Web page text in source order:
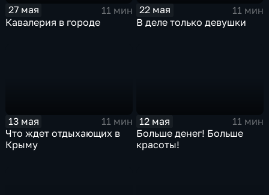
27 мая
11 мин
Кавалерия в городе
22 мая
11 мин
В деле только девушки
13 мая
11 мин
Что ждет отдыхающих в
Крыму
12 мая
11 мин
Больше денег! Больше
красоты!